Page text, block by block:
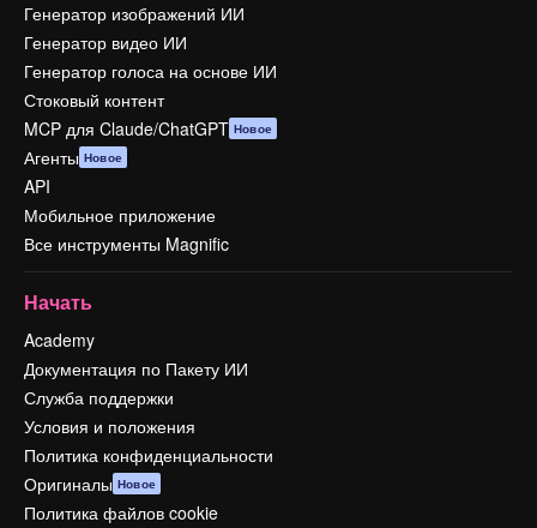
Генератор изображений ИИ
Генератор видео ИИ
Генератор голоса на основе ИИ
Стоковый контент
MCP для Claude/ChatGPT Новое
Агенты Новое
API
Мобильное приложение
Все инструменты Magnific
Начать
Academy
Документация по Пакету ИИ
Служба поддержки
Условия и положения
Политика конфиденциальности
Оригиналы Новое
Политика файлов cookie